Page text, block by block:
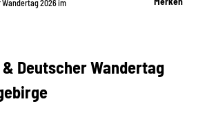
Wandertag 2026 im
& Deutscher Wandertag